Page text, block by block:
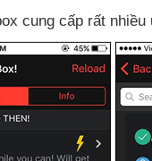
cung cấp rất nhiều